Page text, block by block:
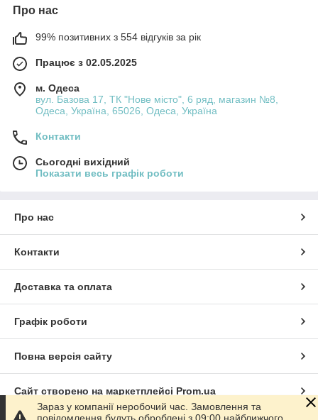
Про нас
99% позитивних з 554 відгуків за рік
Працює з 02.05.2025
м. Одеса
вул. Базова 17, ТК "Нове місто", 6 ряд, магазин №8,
Одеса, Україна, 65026, Одеса, Україна
Контакти
Сьогодні вихідний
Показати весь графік роботи
Про нас
Контакти
Доставка та оплата
Графік роботи
Повна версія сайту
Сайт створено на маркетплейсі Prom.ua
Зараз у компанії неробочий час. Замовлення та